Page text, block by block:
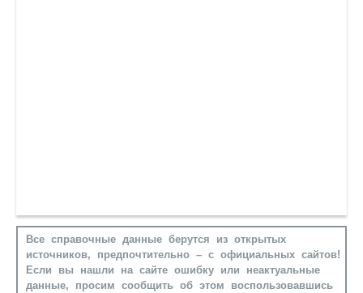
Все справочные данные берутся из открытых
источников, предпочтительно – с официальных сайтов!
Если вы нашли на сайте ошибку или неактуальные
данные, просим сообщить об этом воспользовавшись